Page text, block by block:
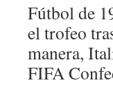
Fútbol de
el trofeo
manera,
FIFA